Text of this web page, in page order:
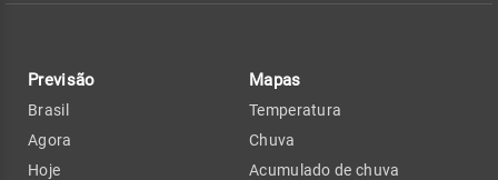
Previsão
Brasil
Agora
Hoje
Mapas
Temperatura
Chuva
Acumulado de chuva